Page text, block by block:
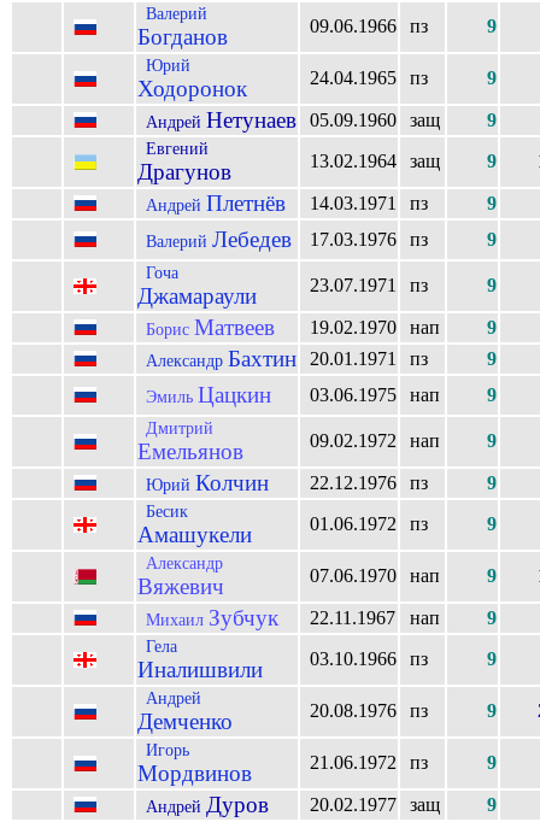
Валерий
Богданов 09.06.1966 пз 9
Юрий
Ходоронок 24.04.1965 пз 9
Андрей Нетунаев 05.09.1960 защ 9
Евгений
Драгунов 13.02.1964 защ 9
Андрей Плетнёв 14.03.1971 пз 9
Валерий Лебедев 17.03.1976 пз 9
Гоча
Джамараули 23.07.1971 пз 9
Борис Матвеев 19.02.1970 нап 9
Александр Бахтин 20.01.1971 пз 9
Эмиль Цацкин 03.06.1975 нап 9
Дмитрий
Емельянов 09.02.1972 нап 9
Юрий Колчин 22.12.1976 пз 9
Бесик
Амашукели 01.06.1972 пз 9
Александр
Вяжевич 07.06.1970 нап 9
Михаил Зубчук 22.11.1967 нап 9
Гела
Иналишвили 03.10.1966 пз 9
Андрей
Демченко 20.08.1976 пз 9
Игорь
Мордвинов 21.06.1972 пз 9
Андрей Дуров 20.02.1977 защ 9